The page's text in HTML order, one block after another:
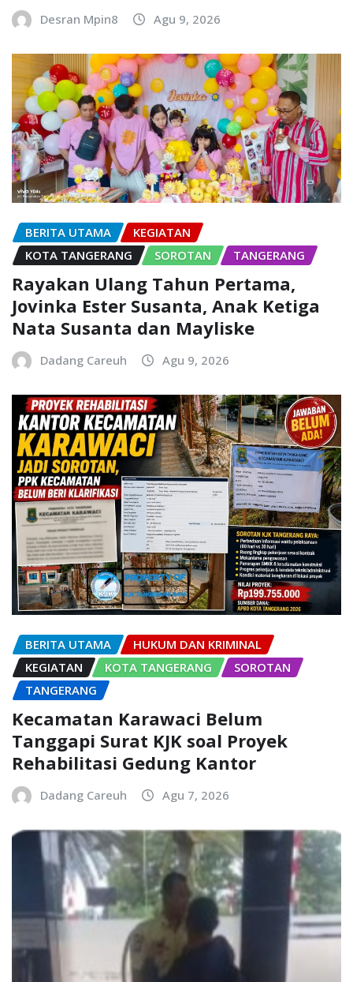
Desran Mpin8 Agu 9, 2026
BERITA UTAMA
KEGIATAN
KOTA TANGERANG
SOROTAN TANGERANG
Rayakan Ulang Tahun Pertama,
Jovinka Ester Susanta, Anak Ketiga
Nata Susanta dan Mayliske
Dadang Careuh Agu 9, 2026
BERITA UTAMA
HUKUM DAN KRIMINAL
KEGIATAN
KOTA TANGERANG
SOROTAN
TANGERANG
Kecamatan Karawaci Belum
Tanggapi Surat KJK soal Proyek
Rehabilitasi Gedung Kantor
Dadang Careuh Agu 7, 2026